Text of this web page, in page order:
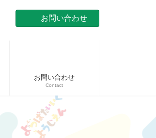
お問い合わせ
お問い合わせ
Contact